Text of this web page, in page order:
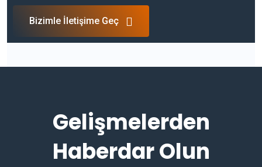
Bizimle İletişime Geç
Gelişmelerden
Haberdar Olun